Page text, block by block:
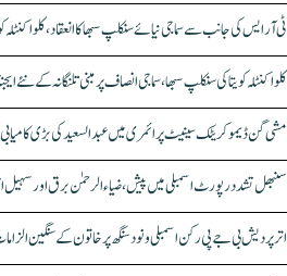
ٹی آر ایس کی جانب سے سماجی نیائے سنکلپ سبھا کا انعقاد، کلواکنٹلہ
کلواکنٹلہ کویتا کی سنکلپ سبھا، سماجی انصاف پر مبنی تلنگانہ کے نئے
مشی گن ڈیموکریٹک سینیٹ پرائمری میں عبدالسعید کی بڑی
سنبھل تشدد رپورٹ اسمبلی میں پیش، ضیاء الرحمٰن برق اور سہیل
اتر پردیش بی جے پی رکن اسمبلی ونود سنگھ پر خاتون کے سنگین